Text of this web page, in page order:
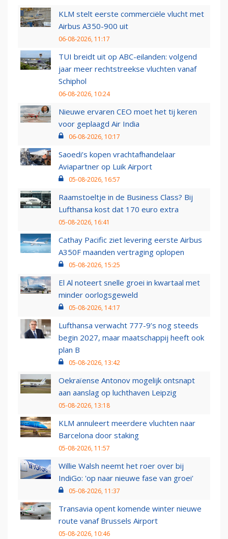
KLM stelt eerste commerciële vlucht met
Airbus A350-900 uit
06-08-2026, 11:17
TUI breidt uit op ABC-eilanden: volgend
jaar meer rechtstreekse vluchten vanaf
Schiphol
06-08-2026, 10:24
Nieuwe ervaren CEO moet het tij keren
voor geplaagd Air India
06-08-2026, 10:17
Saoedi’s kopen vrachtafhandelaar
Aviapartner op Luik Airport
05-08-2026, 16:57
Raamstoeltje in de Business Class? Bij
Lufthansa kost dat 170 euro extra
05-08-2026, 16:41
Cathay Pacific ziet levering eerste Airbus
A350F maanden vertraging oplopen
05-08-2026, 15:25
El Al noteert snelle groei in kwartaal met
minder oorlogsgeweld
05-08-2026, 14:17
Lufthansa verwacht 777-9’s nog steeds
begin 2027, maar maatschappij heeft ook
plan B
05-08-2026, 13:42
Oekraïense Antonov mogelijk ontsnapt
aan aanslag op luchthaven Leipzig
05-08-2026, 13:18
KLM annuleert meerdere vluchten naar
Barcelona door staking
05-08-2026, 11:57
Willie Walsh neemt het roer over bij
IndiGo: 'op naar nieuwe fase van groei'
05-08-2026, 11:37
Transavia opent komende winter nieuwe
route vanaf Brussels Airport
05-08-2026, 10:46